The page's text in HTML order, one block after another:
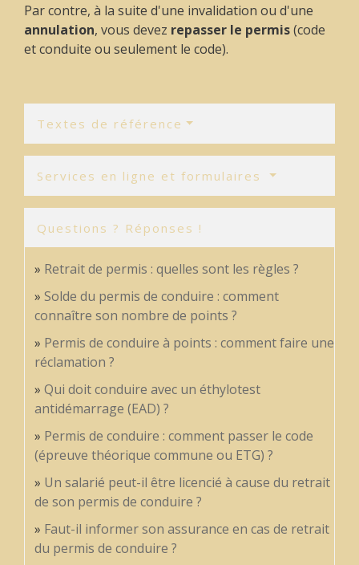
Par contre, à la suite d'une invalidation ou d'une
annulation, vous devez repasser le permis(code
et conduite ou seulement le code).
Textes de référence
Services en ligne et formulaires
Questions ? Réponses !
Retrait de permis : quelles sont les règles ?
Solde du permis de conduire : comment
connaître son nombre de points ?
Permis de conduire à points : comment faire une
réclamation ?
Qui doit conduire avec un éthylotest
antidémarrage (EAD) ?
Permis de conduire : comment passer le code
(épreuve théorique commune ou ETG) ?
Un salarié peut-il être licencié à cause du retrait
de son permis de conduire ?
Faut-il informer son assurance en cas de retrait
du permis de conduire ?